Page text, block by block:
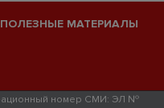
ПОЛЕЗНЫЕ МАТЕРИАЛЫ
номер СМИ: ЭЛ №